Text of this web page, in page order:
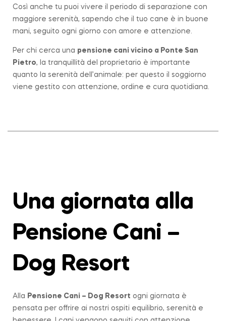
Così anche tu puoi vivere il periodo di separazione con
maggiore serenità, sapendo che il tuo cane è in buone
mani, seguito ogni giorno con amore e attenzione.
Per chi cerca una pensione cani vicino a Ponte San
Pietro, la tranquillità del proprietario è importante
quanto la serenità dell’animale: per questo il soggiorno
viene gestito con attenzione, ordine e cura quotidiana.
Una giornata alla
Pensione Cani –
Dog Resort
Alla Pensione Cani – Dog Resort ogni giornata è
pensata per offrire ai nostri ospiti equilibrio, serenità e